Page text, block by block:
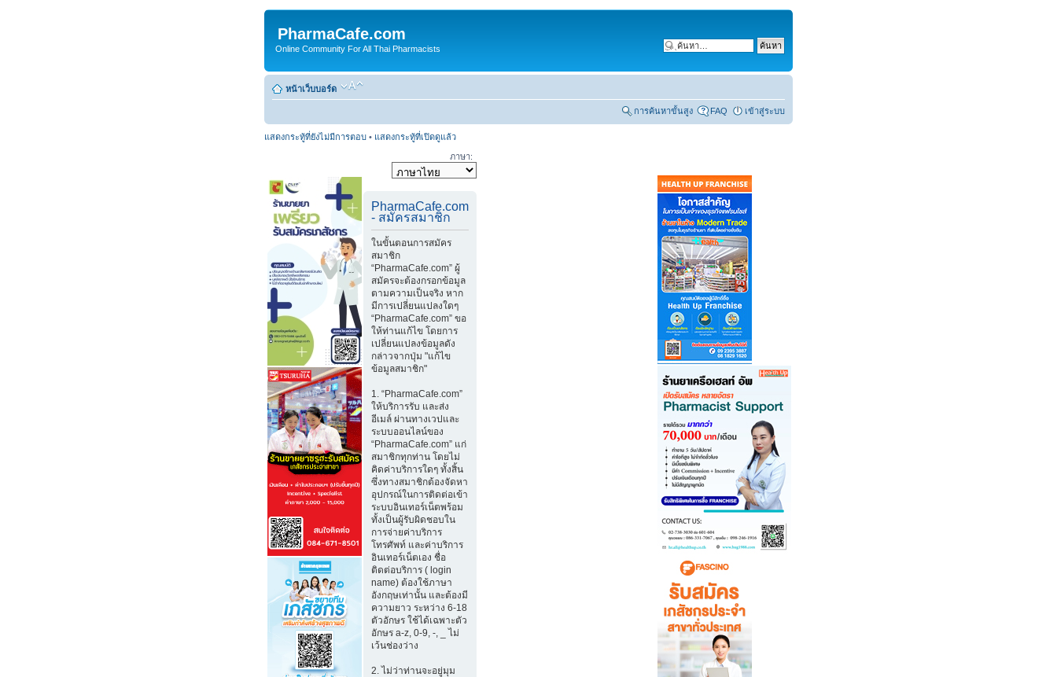
PharmaCafe.com
Online Community For All Thai Pharmacists
หน้าเว็บบอร์ด
การค้นหาขั้นสูง FAQ เข้าสู่ระบบ
แสดงกระทู้ที่ยังไม่มีการตอบ • แสดงกระทู้ที่เปิดดูแล้ว
ภาษา:
PharmaCafe.com
- สมัครสมาชิก
ในขั้นตอนการสมัคร
สมาชิก
“PharmaCafe.com” ผู้
สมัครจะต้องกรอกข้อมูล
ตามความเป็นจริง หาก
มีการเปลี่ยนแปลงใดๆ
“PharmaCafe.com” ขอ
ให้ท่านแก้ไข โดยการ
เปลี่ยนแปลงข้อมูลดัง
กล่าวจากปุ่ม "แก้ไข
ข้อมูลสมาชิก"
1. “PharmaCafe.com”
ให้บริการรับ และส่ง
อีเมล์ ผ่านทางเวปและ
ระบบออนไลน์ของ
“PharmaCafe.com” แก่
สมาชิกทุกท่าน โดยไม่
คิดค่าบริการใดๆ ทั้งสิ้น
ซึ่งทางสมาชิกต้องจัดหา
อุปกรณ์ในการติดต่อเข้า
ระบบอินเทอร์เน็ตพร้อม
ทั้งเป็นผู้รับผิดชอบใน
การจ่ายค่าบริการ
โทรศัพท์ และค่าบริการ
อินเทอร์เน็ตเอง ชื่อ
ติดต่อบริการ ( login
name) ต้องใช้ภาษา
อังกฤษเท่านั้น และต้องมี
ความยาว ระหว่าง 6-18
ตัวอักษร ใช้ได้เฉพาะตัว
อักษร a-z, 0-9, -, _ ไม่
เว้นช่องว่าง
2. ไม่ว่าท่านจะอยู่มุม